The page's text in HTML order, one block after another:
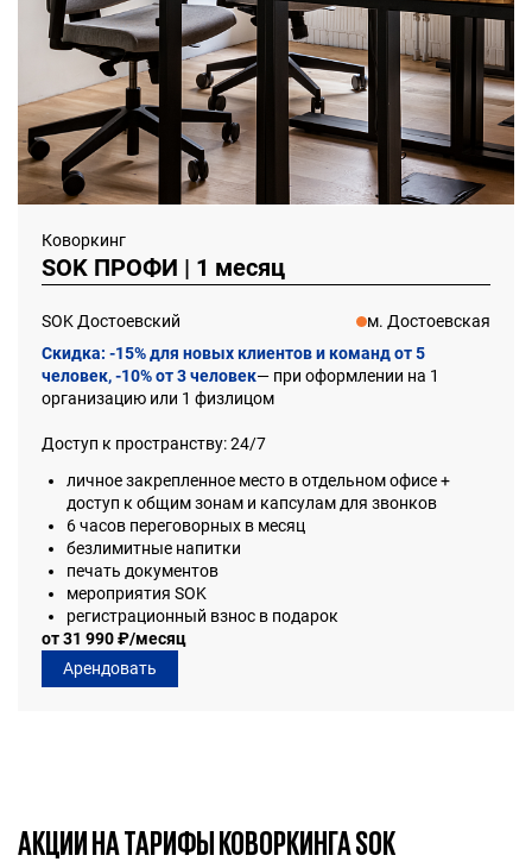
Коворкинг
SOK ПРОФИ | 1 месяц
SOK Достоевский
м. Достоевская
Скидка: -15% для новых клиентов и команд от 5
человек, -10% от 3 человек— при оформлении на 1
организацию или 1 физлицом
Доступ к пространству: 24/7
личное закрепленное место в отдельном офисе +
доступ к общим зонам и капсулам для звонков
6 часов переговорных в месяц
безлимитные напитки
печать документов
мероприятия SOK
регистрационный взнос в подарок
от 31 990 ₽/месяц
Арендовать
АКЦИИ НА ТАРИФЫ КОВОРКИНГА SOK